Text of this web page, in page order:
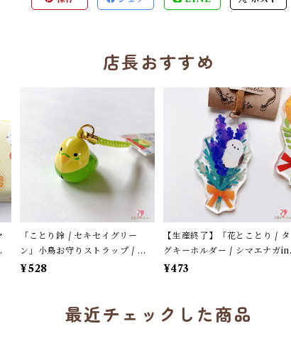
店長おすすめ
「ことり鈴 / セキセイグリー
ン」小鳥お守りストラップ / サ
ザンDSクリエイト / 黄緑色のセ
¥528
【生産終了】「花とことり / タ
グキーホルダー / シマエナガin
ラベンダー」花言葉と小鳥のア
【生産終了・在庫限り】
¥473
最近チェックした商品